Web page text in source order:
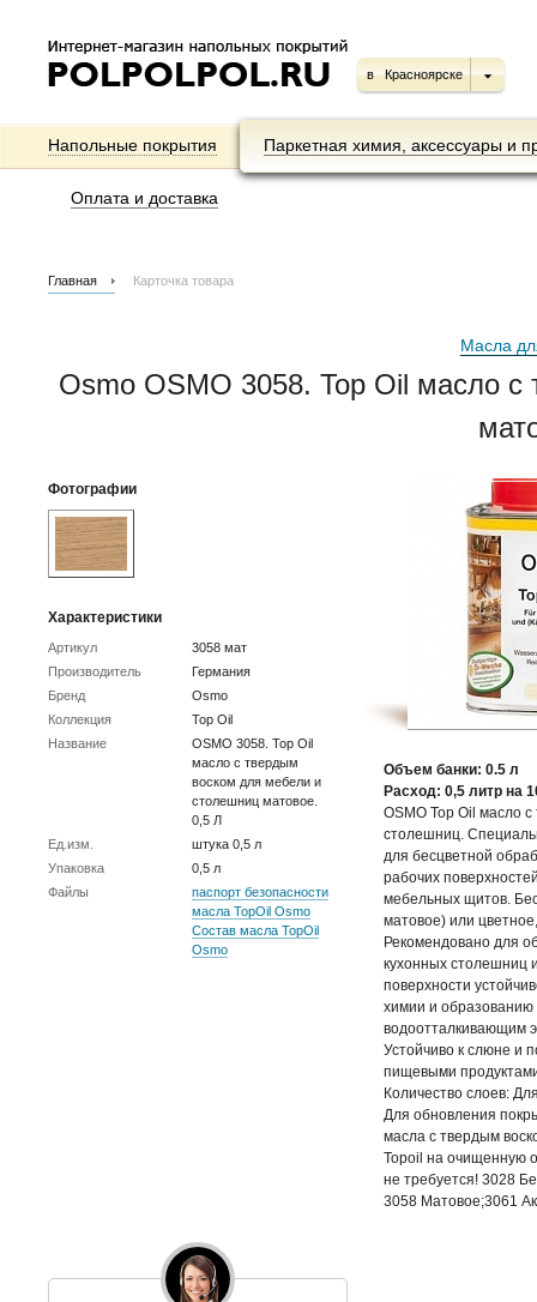
в Красноярске
Напольные покрытия Паркетная химия, аксессуары и
Оплата и доставка
Главная Карточка товара
Масла
Osmo OSMO 3058. Top Oil масло
Фотографии
Характеристики
Артикул
3058 мат
Производитель
Германия
Бренд
Osmo
Коллекция
Top Oil
Название
OSMO 3058. Top Oil
масло с твердым
воском для мебели и
столешниц матовое.
0,5 Л
Ед.изм.
штука 0,5 л
Упаковка
0,5 л
Файлы
паспорт безопасности
масла TopOil Osmo
Состав масла TopOil
Osmo
Объем банки: 0.5 л
Расход: 0,5 литр на
OSMO Top Oil масло
столешниц.
для бесцветной
рабочих
мебельных щитов.
матовое) или
Рекомендовано для
кухонных столешниц
поверхности
химии и
водоотталкивающим
Устойчиво к слюне и
пищевыми
Количество слоев:
Для обновления
масла с твердым
Topoil на очищенную
не требуется! 3028
3058 Матовое;3061